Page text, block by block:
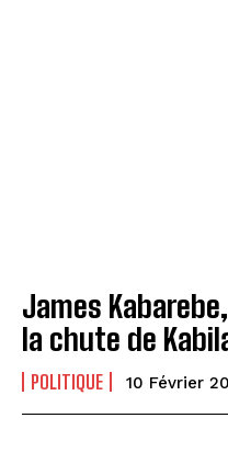
James
la chute de
POLITIQUE 10 Février